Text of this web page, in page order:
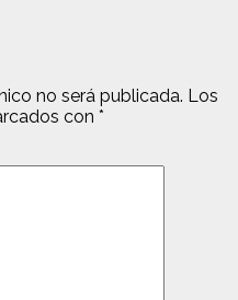
no será publicada. Los
con *